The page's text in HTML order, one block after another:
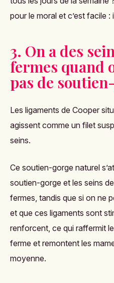
pour le moral et c’est facile :
3. On a des
fermes quand
pas de
Les ligaments de Cooper
agissent comme un filet
seins.
Ce soutien-gorge naturel
soutien-gorge et les seins
fermes, tandis que si on ne
et que ces ligaments sont
renforcent, ce qui raffermit
ferme et remontent les
moyenne.